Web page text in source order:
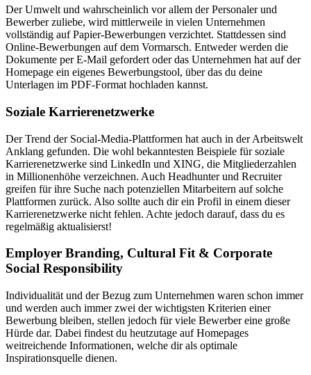
Der Umwelt und wahrscheinlich vor allem der Personaler und
Bewerber zuliebe, wird mittlerweile in vielen Unternehmen
vollständig auf Papier-Bewerbungen verzichtet. Stattdessen sind
Online-Bewerbungen auf dem Vormarsch. Entweder werden die
Dokumente per E-Mail gefordert oder das Unternehmen hat auf der
Homepage ein eigenes Bewerbungstool, über das du deine
Unterlagen im PDF-Format hochladen kannst.
Soziale Karrierenetzwerke
Der Trend der Social-Media-Plattformen hat auch in der Arbeitswelt
Anklang gefunden. Die wohl bekanntesten Beispiele für soziale
Karrierenetzwerke sind LinkedIn und XING, die Mitgliederzahlen
in Millionenhöhe verzeichnen. Auch Headhunter und Recruiter
greifen für ihre Suche nach potenziellen Mitarbeitern auf solche
Plattformen zurück. Also sollte auch dir ein Profil in einem dieser
Karrierenetzwerke nicht fehlen. Achte jedoch darauf, dass du es
regelmäßig aktualisierst!
Employer Branding, Cultural Fit & Corporate
Social Responsibility
Individualität und der Bezug zum Unternehmen waren schon immer
und werden auch immer zwei der wichtigsten Kriterien einer
Bewerbung bleiben, stellen jedoch für viele Bewerber eine große
Hürde dar. Dabei findest du heutzutage auf Homepages
weitreichende Informationen, welche dir als optimale
Inspirationsquelle dienen.